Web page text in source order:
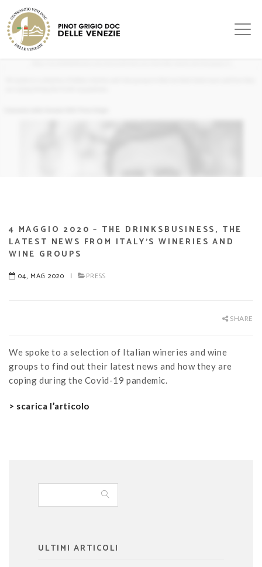
4 MAGGIO 2020 – THE DRINKSBUSINESS, THE
LATEST NEWS FROM ITALY’S WINERIES AND
WINE GROUPS
04, MAG 2020 | PRESS
SHARE
We spoke to a selection of Italian wineries and wine
groups to find out their latest news and how they are
coping during the Covid-19 pandemic.
> scarica l’articolo
ULTIMI ARTICOLI